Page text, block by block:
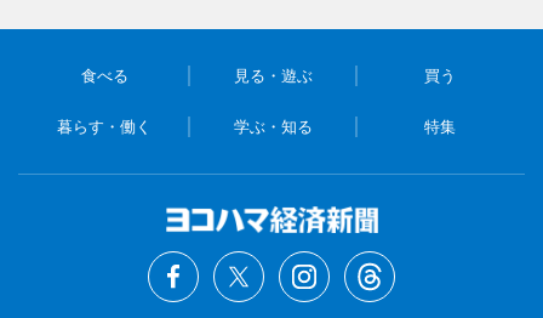
食べる 見る・遊ぶ 買う
暮らす・働く 学ぶ・知る 特集